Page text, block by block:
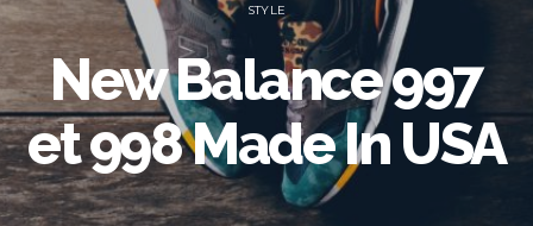
STYLE
New Balance 997
et 998 Made In USA